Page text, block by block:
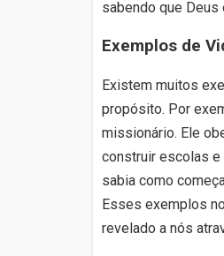
sabendo que
Exemplos de
Existem muitos
propósito. Por
missionário. Ele
construir escolas e
sabia como
Esses exemplos
revelado a nós